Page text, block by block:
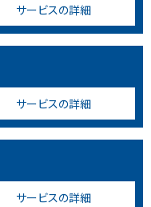
サービスの詳細
サービスの詳細
サービスの詳細